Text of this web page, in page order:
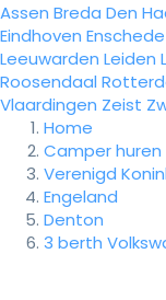
Assen Breda Den
Eindhoven Enschede
Leeuwarden Leiden
Roosendaal
Vlaardingen Zeist
Home
Camper huren
Verenigd
Engeland
Denton
3 berth